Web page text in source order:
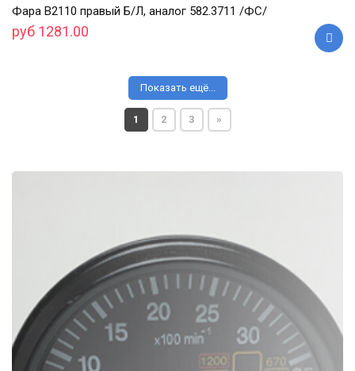
Фара В2110 правый Б/Л, аналог 582.3711 /ФС/
руб 1281.00
Показать ещё...
1 2 3 »